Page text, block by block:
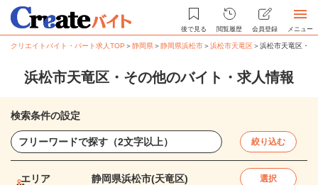
後で見る 閲覧履歴 会員登録 メニュー
クリエイトバイト・パート求人TOP ＞静岡県＞静岡県浜松市＞浜松市天竜区＞浜松市天竜区・
浜松市天竜区・その他のバイト・求人情報
検索条件の設定
絞り込む
エリア 静岡県浜松市(天竜区) 選択